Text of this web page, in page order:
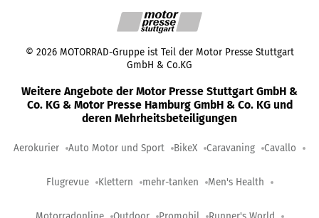
© 2026 MOTORRAD-Gruppe ist Teil der Motor Presse Stuttgart
GmbH & Co.KG
Weitere Angebote der Motor Presse Stuttgart GmbH &
Co. KG & Motor Presse Hamburg GmbH & Co. KG und
deren Mehrheitsbeteiligungen
Aerokurier Auto Motor und Sport BikeX Caravaning Cavallo
Flugrevue Klettern mehr-tanken Men's Health